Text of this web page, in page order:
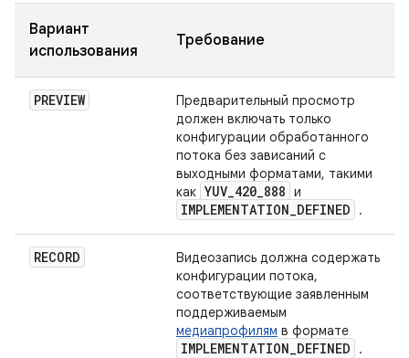
Вариант
использования
Требование
PREVIEW
Предварительный просмотр
должен включать только
конфигурации обработанного
потока без зависаний с
выходными форматами, такими
как YUV_420_888 и
IMPLEMENTATION_DEFINED .
RECORD
Видеозапись должна содержать
конфигурации потока,
соответствующие заявленным
поддерживаемым
медиапрофилям в формате
IMPLEMENTATION_DEFINED .